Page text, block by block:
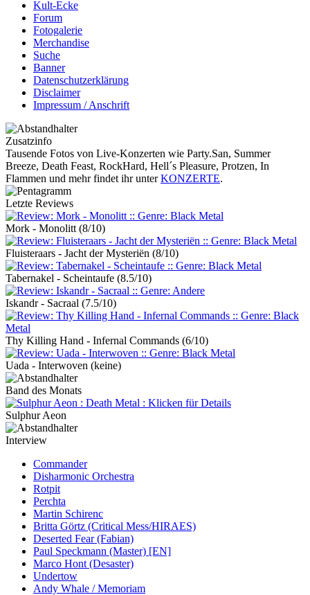
Kult-Ecke
Forum
Fotogalerie
Merchandise
Suche
Banner
Datenschutzerklärung
Disclaimer
Impressum / Anschrift
Zusatzinfo
Tausende Fotos von Live-Konzerten wie Party.San, Summer
Breeze, Death Feast, RockHard, Hell´s Pleasure, Protzen, In
Flammen und mehr findet ihr unterKONZERTE.
Letzte Reviews
Mork - Monolitt (8/10)
Fluisteraars - Jacht der Mysteriën (8/10)
Tabernakel - Scheintaufe (8.5/10)
Iskandr - Sacraal (7.5/10)
Thy Killing Hand - Infernal Commands (6/10)
Uada - Interwoven (keine)
Band des Monats
Sulphur Aeon
Interview
Commander
Disharmonic Orchestra
Rotpit
Perchta
Martin Schirenc
Britta Görtz (Critical Mess/HIRAES)
Deserted Fear (Fabian)
Paul Speckmann (Master) [EN]
Marco Hont (Desaster)
Undertow
Andy Whale / Memoriam